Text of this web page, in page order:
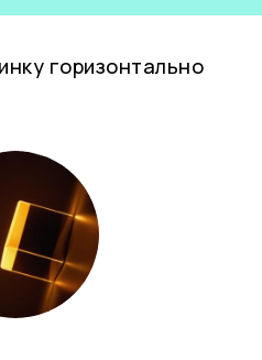
горизонтально